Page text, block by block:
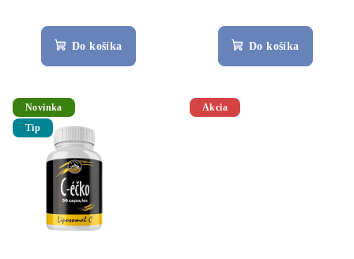
hodnotenie
produktu
je
5
hviezdičiek.
Do košíka Do košíka
Novinka
Tip
Akcia